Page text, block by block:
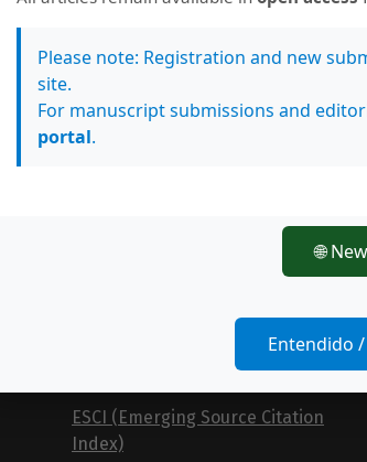
ESCI (Emerging Source Citation
Index)
Please note: Registration and new
site.
For manuscript submissions and
portal.
🌐
Entendido